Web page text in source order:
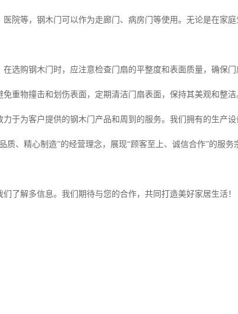
院等，钢木门可以作为走廊门、病房门等使用。无论是在家
选购钢木门时，应注意检查门扇的平整度和表面质量，确保
重物撞击和划伤表面，定期清洁门扇表面，保持其美观和整洁
于为客户提供的钢木门产品和周到的服务。我们拥有的生产
质、精心制造”的经营理念，展现“顾客至上、诚信合作”的服务
了解多信息。我们期待与您的合作，共同打造美好家居生活！